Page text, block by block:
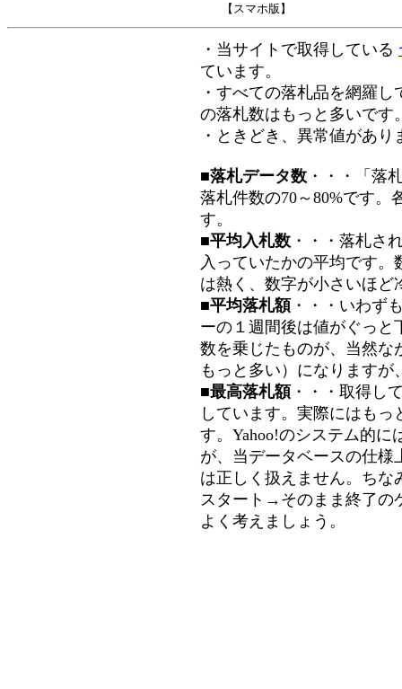
【スマホ版】
・当サイトで取得している
ています。
・すべての落札品を網羅
の落札数はもっと多いです
・ときどき、異常値があ
■落札データ数 ・・・「落
落札件数の70～80%です。
す。
■平均入札数 ・・・落札さ
入っていたかの平均です
は熱く、数字が小さいほど
■平均落札額 ・・・いわず
ーの１週間後は値がぐっと
数を乗じたものが、当然な
もっと多い）になります
■最高落札額 ・・・取得し
しています。実際にはも
す。Yahoo!のシステム的に
が、当データベースの仕様
は正しく扱えません。ちな
スタート→そのまま終了の
よく考えましょう。